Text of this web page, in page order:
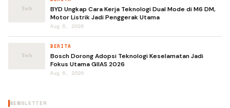
BYD Ungkap Cara Kerja Teknologi Dual Mode di M6 DM,
Motor Listrik Jadi Penggerak Utama
Aug 6, 2026
BERITA
Bosch Dorong Adopsi Teknologi Keselamatan Jadi
Fokus Utama GIIAS 2026
Aug 6, 2026
NEWSLETTER